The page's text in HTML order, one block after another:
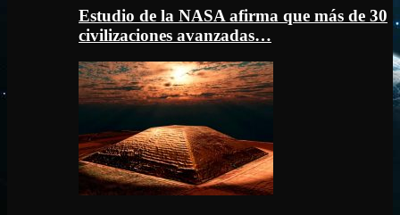
Estudio de la NASA afirma que más de 30
civilizaciones avanzadas…